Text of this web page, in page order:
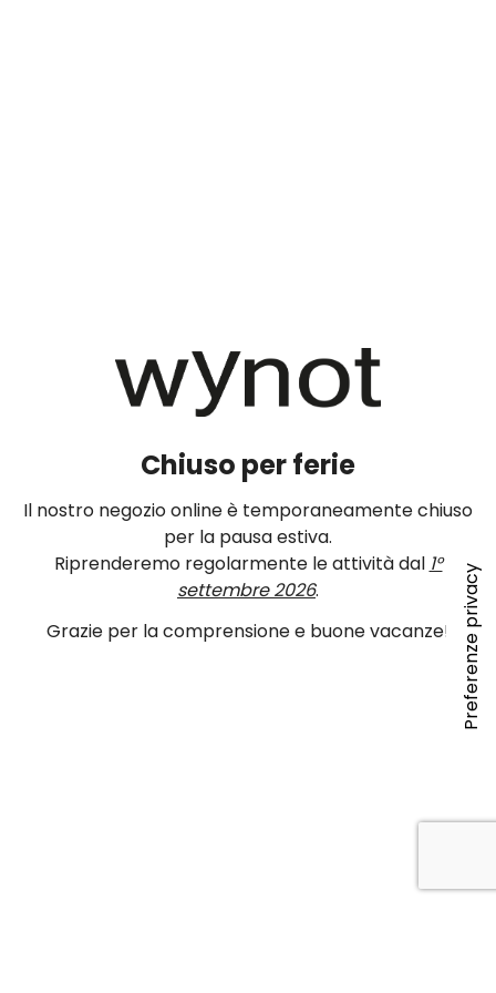
Chiuso per ferie
Il nostro negozio online è temporaneamente chiuso
per la pausa estiva.
Riprenderemo regolarmente le attività dal 1°
settembre 2026.
Grazie per la comprensione e buone vacanze!